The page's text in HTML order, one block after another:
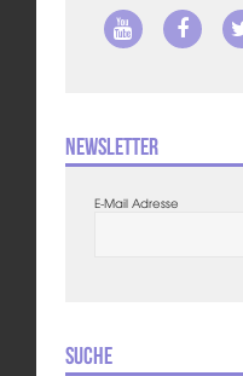
Newsletter
E-Mail Adresse
Suche